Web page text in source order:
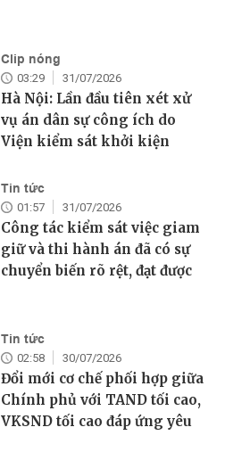
Clip nóng
03:29 31/07/2026
Hà Nội: Lần đầu tiên xét xử
vụ án dân sự công ích do
Viện kiểm sát khởi kiện
Tin tức
01:57 31/07/2026
Công tác kiểm sát việc giam
giữ và thi hành án đã có sự
chuyển biến rõ rệt, đạt được
Tin tức
02:58 30/07/2026
Đổi mới cơ chế phối hợp giữa
Chính phủ với TAND tối cao,
VKSND tối cao đáp ứng yêu